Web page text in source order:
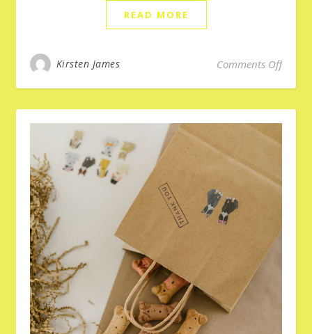
READ MORE
Kirsten James Comments Offon